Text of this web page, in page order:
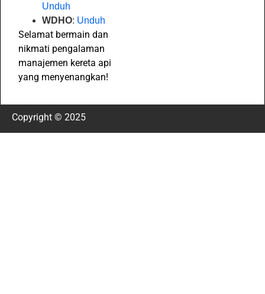
Unduh
WDHO: Unduh
Selamat bermain dan
nikmati pengalaman
manajemen kereta api
yang menyenangkan!
Copyright © 2025